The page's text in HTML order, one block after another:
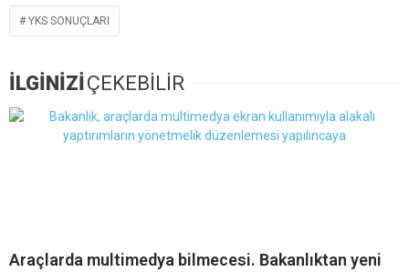
YKS SONUÇLARI
İLGİNİZİ ÇEKEBİLİR
Araçlarda multimedya bilmecesi. Bakanlıktan yeni